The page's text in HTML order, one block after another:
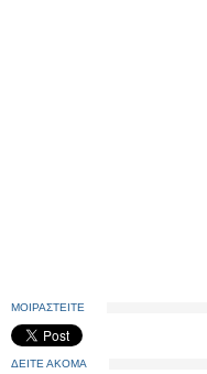
ΜΟΙΡΑΣΤΕΙΤΕ
ΔΕΙΤΕ ΑΚΟΜΑ